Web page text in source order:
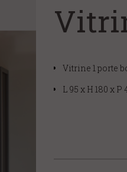
Vitrine 1 porte
L 95 x H 180 x P